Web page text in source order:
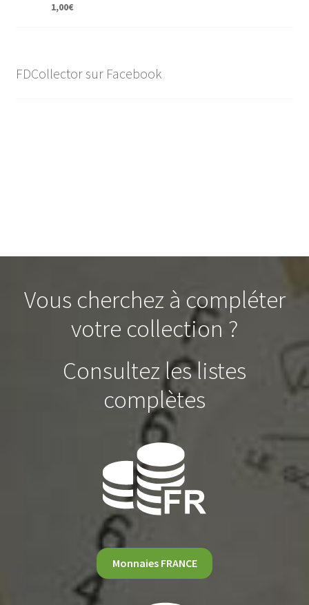
1,00€
FDCollector sur Facebook
Vous cherchez à compléter
votre collection ?
Consultez les listes
complètes
Monnaies FRANCE